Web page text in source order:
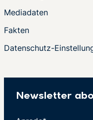
Mediadaten
Fakten
Datenschutz-
Newsletter